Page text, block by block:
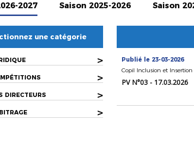
2027 Saison 2025-2026 Saison
une catégorie
>
>
DIRECTEURS >
>
Publié le 23-03-2026
Copil Inclusion et Insertion
PV N°03 - 17.03.2026